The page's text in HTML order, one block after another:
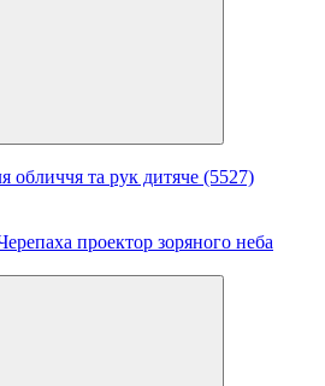
обличчя та рук дитяче (5527)